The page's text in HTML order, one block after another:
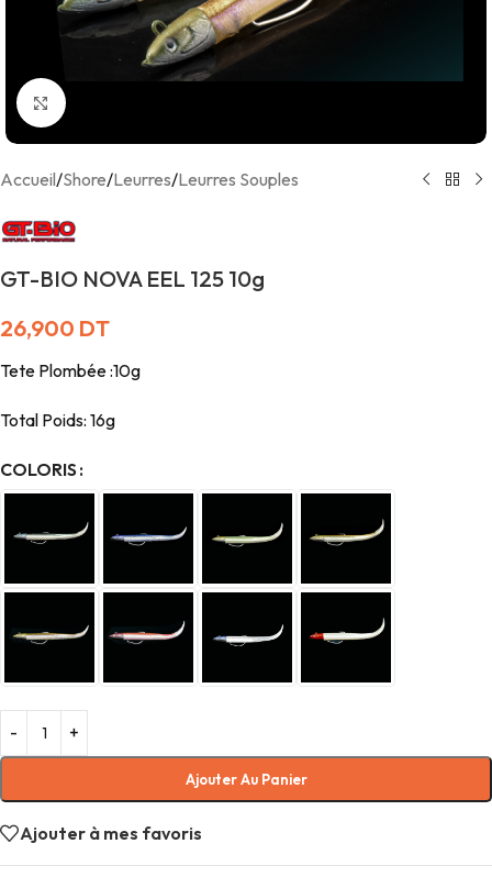
Agrandir
Accueil/Shore/Leurres/Leurres Souples
GT-BIO NOVA EEL 125 10g
26,900 DT
Tete Plombée :10g
Total Poids: 16g
COLORIS
Ajouter Au Panier
Ajouter à mes favoris